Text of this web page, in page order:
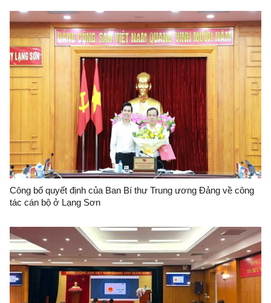
Công bố quyết định của Ban Bí thư Trung ương Đảng về công
tác cán bộ ở Lạng Sơn